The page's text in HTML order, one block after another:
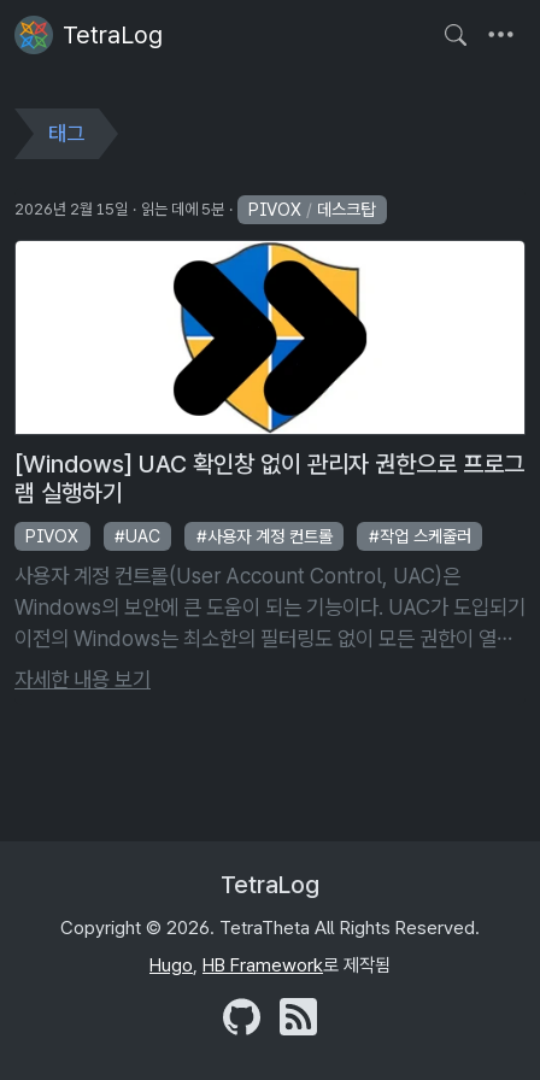
TetraLog
태그
2026년 2월 15일 읽는 데에 5분 PIVOX / 데스크탑
[Windows] UAC 확인창 없이 관리자 권한으로 프로그
램 실행하기
PIVOX UAC 사용자 계정 컨트롤 작업 스케줄러
사용자 계정 컨트롤(User Account Control, UAC)은
Windows의 보안에 큰 도움이 되는 기능이다. UAC가 도입되기
이전의 Windows는 최소한의 필터링도 없이 모든 권한이 열려
있었기 때문이다. 하지만 이 보안 기능이 때로는 번거로움을 주
자세한 내용 보기
TetraLog
Copyright © 2026. TetraTheta All Rights Reserved.
Hugo, HB Framework로 제작됨